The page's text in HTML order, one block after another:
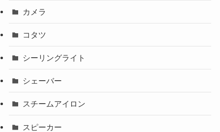
カメラ
コタツ
シーリングライト
シェーバー
スチームアイロン
スピーカー